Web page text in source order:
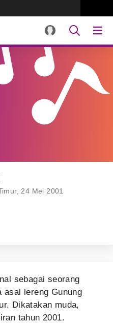
24 Mei 2001
sebagai seorang
asal lereng Gunung
Dikatakan muda,
tahun 2001.